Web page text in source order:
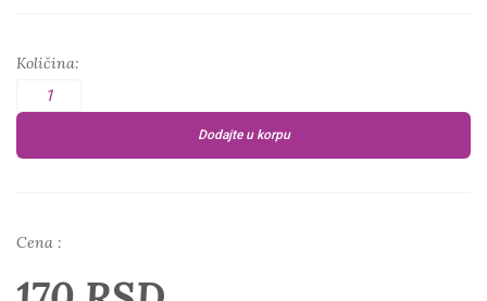
Količina:
Dodajte u korpu
Cena :